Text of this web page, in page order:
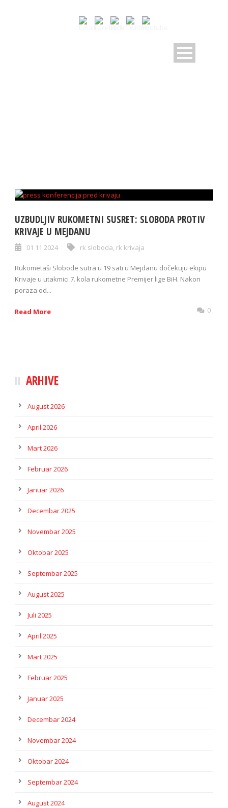
UZBUDLJIV RUKOMETNI SUSRET: SLOBODA PROTIV
KRIVAJE U MEJDANU
01 11 2024 rk sloboda, rk krivaja
Rukometaši Slobode sutra u 19 sati u Mejdanu dočekuju ekipu
Krivaje u utakmici 7. kola rukometne Premijer lige BiH. Nakon
poraza od...
Read More 0
ARHIVE
August 2026
April 2026
Mart 2026
Februar 2026
Januar 2026
Decembar 2025
Novembar 2025
Oktobar 2025
Septembar 2025
August 2025
Juli 2025
April 2025
Mart 2025
Februar 2025
Januar 2025
Decembar 2024
Novembar 2024
Oktobar 2024
Septembar 2024
August 2024